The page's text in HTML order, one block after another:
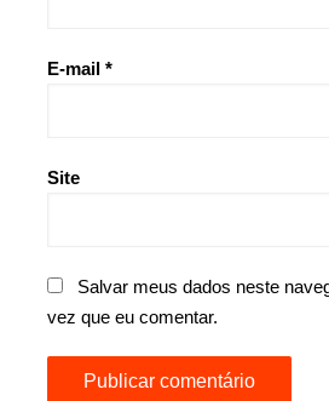
E-mail *
Site
Salvar meus dados neste
vez que eu comentar.